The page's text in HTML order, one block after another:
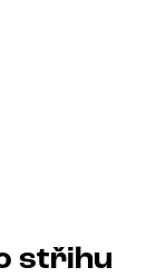
střihu